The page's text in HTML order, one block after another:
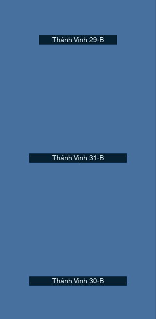
Thánh Vịnh 29-B
Thánh Vịnh 31-B
Thánh Vịnh 30-B